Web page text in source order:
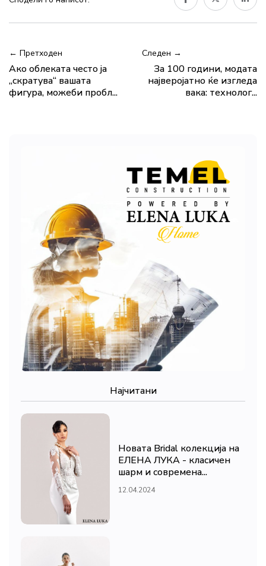
← Претходен
Ако облеката често ја
„скратува“ вашата
фигура, можеби пробл...
Следен →
За 100 години, модата
најверојатно ќе изгледа
вака: технолог...
Најчитани
Новата Bridal колекција на
ЕЛЕНА ЛУКА - класичен
шарм и современа...
12.04.2024